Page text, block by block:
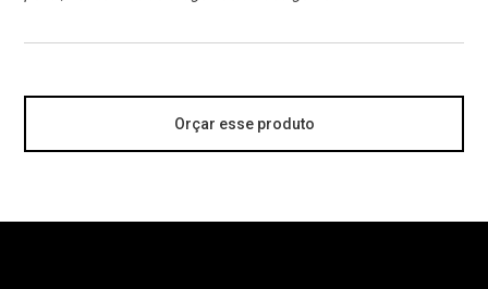
Orçar esse produto